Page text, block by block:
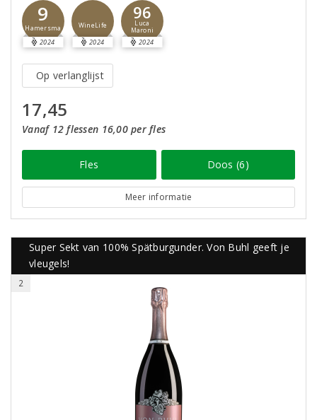
9
Hamersma
2024
WineLife
2024
96
Luca
Maroni
2024
Op verlanglijst
17,45
Vanaf 12 flessen 16,00 per fles
Fles Doos (6)
Meer informatie
Super Sekt van 100% Spätburgunder. Von Buhl geeft je
vleugels!
2